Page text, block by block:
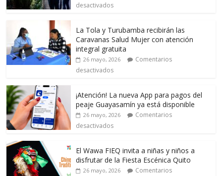
desactivados
La Tola y Turubamba recibirán las
Caravanas Salud Mujer con atención
integral gratuita
26 mayo, 2026
Comentarios
desactivados
¡Atención! La nueva App para pagos del
peaje Guayasamín ya está disponible
26 mayo, 2026
Comentarios
desactivados
El Wawa FIEQ invita a niñas y niños a
disfrutar de la Fiesta Escénica Quito
26 mayo, 2026
Comentarios